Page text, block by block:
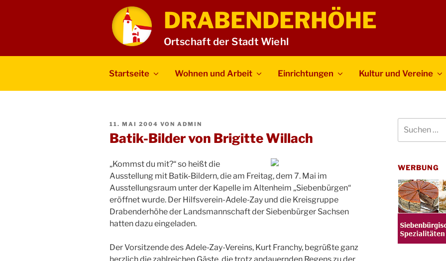
DRABENDERHÖHE
Ortschaft der Stadt Wiehl
Startseite Wohnen und Arbeit Einrichtungen Kultur und Vereine
VERÖFFENTLICHT
11. MAI 2004 VON ADMIN
Batik-Bilder von Brigitte Willach
„Kommst du mit?“ so heißt die
Ausstellung mit Batik-Bildern, die am Freitag, dem 7. Mai im
Ausstellungsraum unter der Kapelle im Altenheim „Siebenbürgen“
eröffnet wurde. Der Hilfsverein-Adele-Zay und die Kreisgruppe
Drabenderhöhe der Landsmannschaft der Siebenbürger Sachsen
hatten dazu eingeladen.
Der Vorsitzende des Adele-Zay-Vereins, Kurt Franchy, begrüßte ganz
nach:
WERBUNG